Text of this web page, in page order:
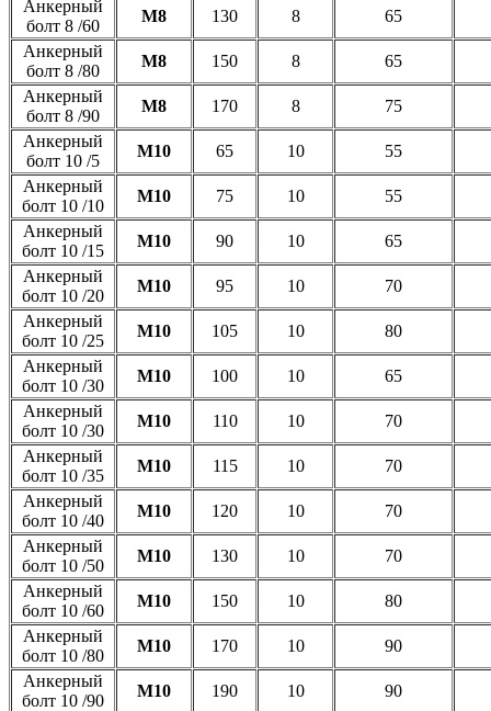
Анкерный
болт 8 /60
М8 130 8
65
Анкерный
болт 8 /80
М8 150 8
65
Анкерный
болт 8 /90
М8 170 8
75
Анкерный
болт 10 /5
М10 65 10
55
Анкерный
болт 10 /10
М10 75 10
55
Анкерный
болт 10 /15
М10 90 10
65
Анкерный
болт 10 /20
М10 95 10
70
Анкерный
болт 10 /25
М10 105 10
80
Анкерный
болт 10 /30
М10 100 10
65
Анкерный
болт 10 /30
М10 110 10
70
Анкерный
болт 10 /35
М10 115 10
70
Анкерный
болт 10 /40
М10 120 10
70
Анкерный
болт 10 /50
М10 130 10
70
Анкерный
болт 10 /60
М10 150 10
80
Анкерный
болт 10 /80
М10 170 10
90
Анкерный
болт 10 /90
М10 190 10
90